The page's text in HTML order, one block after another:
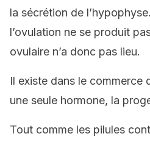
la sécrétion de
l’ovulation ne se produit
ovulaire n’a donc pas lieu.
Il existe dans le commerce
une seule hormone, la
Tout comme les pilules